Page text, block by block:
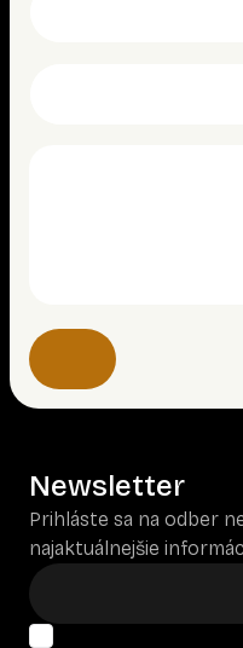
Newsletter
Prihláste sa na odber
najaktuálnejšie